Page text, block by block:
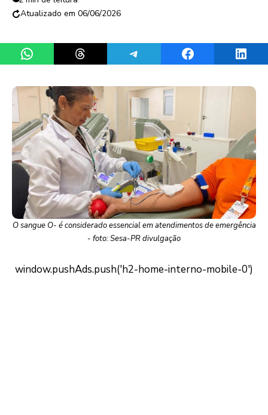
06/06/2026
Share on WhatsAppShare on ThreadsShare on TelegramShare on Facebook
O sangue O- é considerado essencial em atendimentos de emergência
- foto: Sesa-PR divulgação